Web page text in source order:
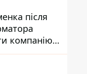
після
компанію-